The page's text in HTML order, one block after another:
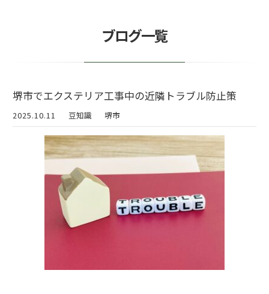
ブログ一覧
堺市でエクステリア工事中の近隣トラブル防止策
2025.10.11 豆知識 堺市